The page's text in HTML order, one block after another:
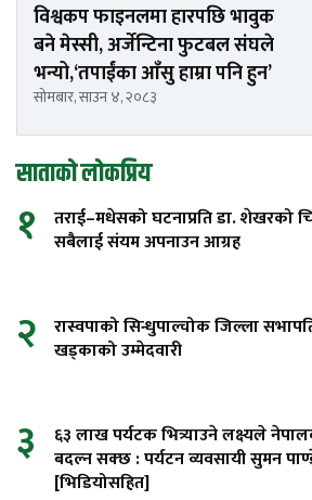
विश्वकप फाइनलमा हारपछि भावुक
बने मेस्सी, अर्जेन्टिना फुटबल संघले
भन्यो,‘तपाईंका आँसु हाम्रा पनि हुन’
सोमबार, साउन ४, २०८३
साताको लोकप्रिय
१
तराई–मधेसको घटनाप्रति डा. शेखरको
सबैलाई संयम अपनाउन आग्रह
२
रास्वपाको सिन्धुपाल्चोक जिल्ला
खड्काको उम्मेदवारी
३
६३ लाख पर्यटक भित्र्याउने लक्ष्यले
बदल्न सक्छ : पर्यटन व्यवसायी सुमन
[भिडियोसहित]